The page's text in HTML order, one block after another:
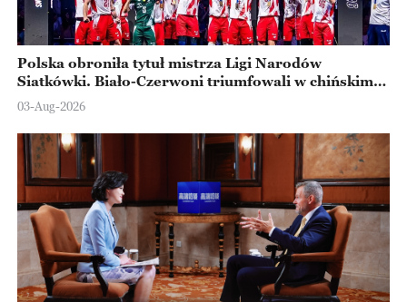
Polska obroniła tytuł mistrza Ligi Narodów
Siatkówki. Biało-Czerwoni triumfowali w chińskim
Ningbo
03-Aug-2026